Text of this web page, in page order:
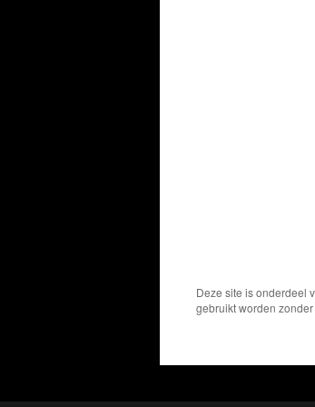
Deze site is onderdeel
gebruikt worden